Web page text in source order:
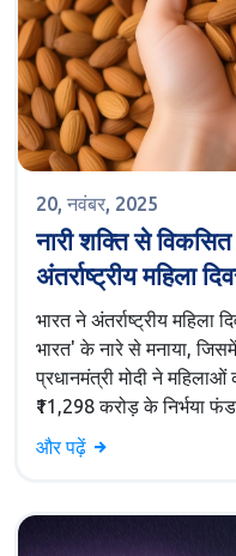
20, नवंबर, 2025
नारी शक्ति से विकसित
अंतर्राष्ट्रीय महिला
भारत ने अंतर्राष्ट्रीय
भारत' के नारे से मनाया,
प्रधानमंत्री मोदी ने
₹11,298 करोड़ के निर्भया
दिखाई।
और पढ़ें